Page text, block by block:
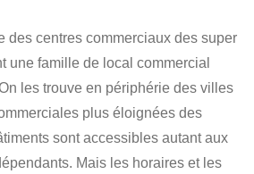
des centres commerciaux des super
une famille de local commercial
les trouve en périphérie des villes
plus éloignées des
sont accessibles autant aux
Mais les horaires et les